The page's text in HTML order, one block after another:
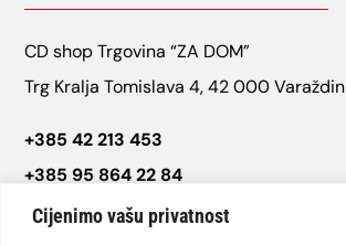
Cijenimo vašu privatnost
CD shop Trgovina “ZA DOM”
Trg Kralja Tomislava 4, 42 000 Varaždin
+385 42 213 453
+385 95 864 22 84
cdshop.varazdin@gmail.com